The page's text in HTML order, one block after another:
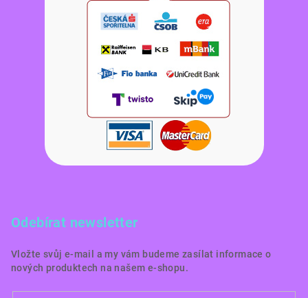
Odebírat newsletter
Vložte svůj e-mail a my vám budeme zasílat informace o
nových produktech na našem e-shopu.